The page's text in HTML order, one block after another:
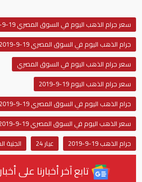
سعر جرام الذهب اليوم في السوق المصري 19-9-2019
جرام الذهب اليوم في السوق المصري 19-9-2019
سعر جرام الذهب اليوم في السوق المصري
سعر جرام الذهب اليوم 19-9-2019
جرام الذهب اليوم في السوق المصري 19-9-2019
سعر الذهب اليوم في السوق المصري 19-9-2019
جرام الذهب 19-9-2019
عيار 24 الجنية
تابع آخر أخبارنا على